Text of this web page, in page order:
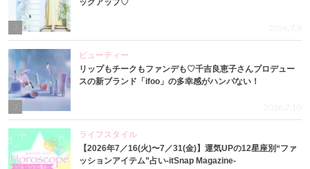
ックアップ♡
2026.7.8
3
ビューティー
リップもチークもファンデも♡千吉良恵子さんプロデュー
スの新ブランド「ifoo」の多幸感がハンパない！
2026.7.10
ライフスタイル
【2026年7／16(火)〜7／31(金)】運気UPの12星座別“ファ
ッションアイテム”占い-itSnap Magazine-